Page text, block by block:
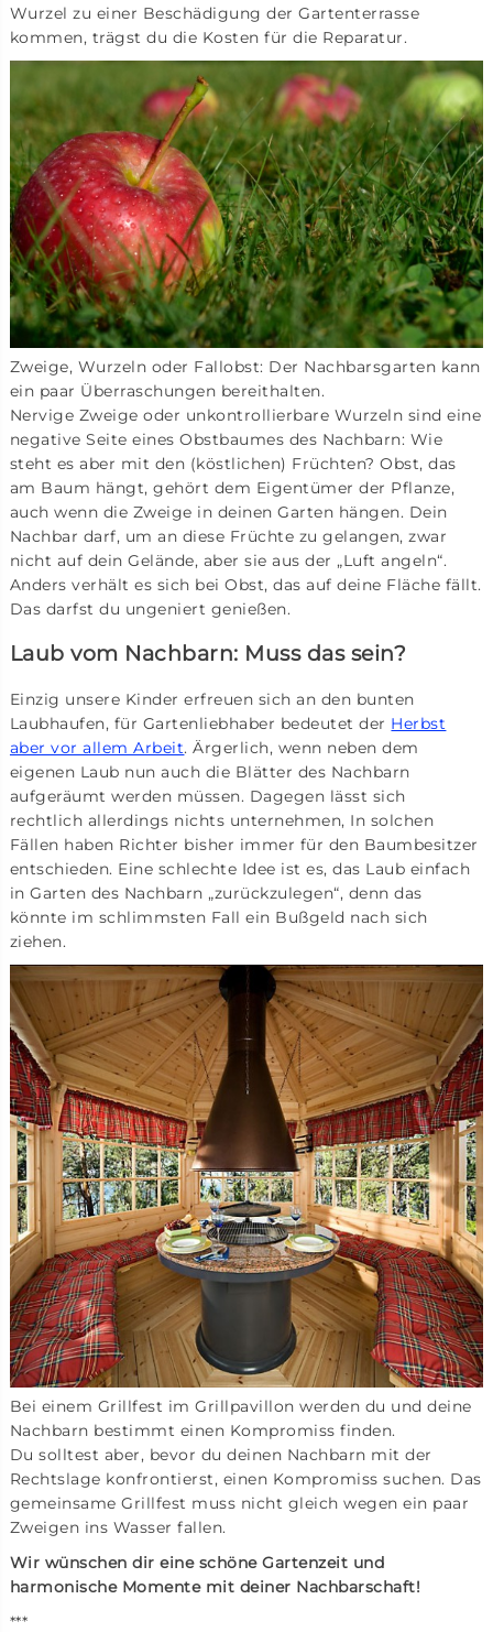
Wurzel zu einer Beschädigung der Gartenterrasse
kommen, trägst du die Kosten für die Reparatur.
Zweige, Wurzeln oder Fallobst: Der Nachbarsgarten kann
ein paar Überraschungen bereithalten.
Nervige Zweige oder unkontrollierbare Wurzeln sind eine
negative Seite eines Obstbaumes des Nachbarn: Wie
steht es aber mit den (köstlichen) Früchten? Obst, das
am Baum hängt, gehört dem Eigentümer der Pflanze,
auch wenn die Zweige in deinen Garten hängen. Dein
Nachbar darf, um an diese Früchte zu gelangen, zwar
nicht auf dein Gelände, aber sie aus der „Luft angeln“.
Anders verhält es sich bei Obst, das auf deine Fläche fällt.
Das darfst du ungeniert genießen.
Laub vom Nachbarn: Muss das sein?
Einzig unsere Kinder erfreuen sich an den bunten
Laubhaufen, für Gartenliebhaber bedeutet der Herbst
aber vor allem Arbeit. Ärgerlich, wenn neben dem
eigenen Laub nun auch die Blätter des Nachbarn
aufgeräumt werden müssen. Dagegen lässt sich
rechtlich allerdings nichts unternehmen, In solchen
Fällen haben Richter bisher immer für den Baumbesitzer
entschieden. Eine schlechte Idee ist es, das Laub einfach
in Garten des Nachbarn „zurückzulegen“, denn das
könnte im schlimmsten Fall ein Bußgeld nach sich
ziehen.
Bei einem Grillfest im Grillpavillon werden du und deine
Nachbarn bestimmt einen Kompromiss finden.
Du solltest aber, bevor du deinen Nachbarn mit der
Rechtslage konfrontierst, einen Kompromiss suchen. Das
gemeinsame Grillfest muss nicht gleich wegen ein paar
Zweigen ins Wasser fallen.
Wir wünschen dir eine schöne Gartenzeit und
harmonische Momente mit deiner Nachbarschaft!
***